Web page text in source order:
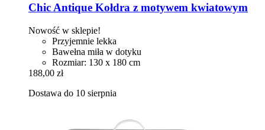
Chic Antique Kołdra z motywem kwiatowym
Nowość w sklepie!
Przyjemnie lekka
Bawełna miła w dotyku
Rozmiar: 130 x 180 cm
188,00 zł
Dostawa do 10 sierpnia